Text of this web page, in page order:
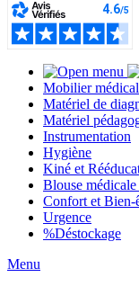
Mobilier médical
Matériel de
Matériel
Instrumentation
Hygiène
Kiné et
Blouse
Confort et Bien-
Urgence
%Déstockage
Menu